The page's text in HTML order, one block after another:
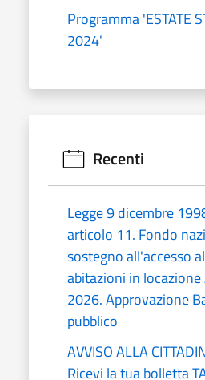
Programma 'ESTATE
2024'
Recenti
Legge 9 dicembre
articolo 11. Fondo
sostegno all'accesso
abitazioni in
2026. Approvazione
pubblico
AVVISO ALLA
Ricevi la tua bolletta